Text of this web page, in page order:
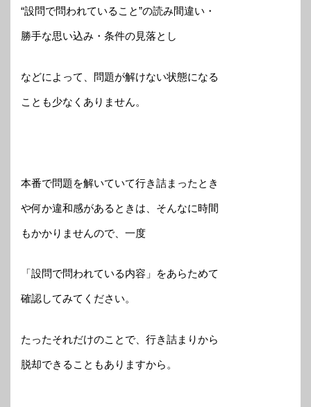
“設問で問われていること”の読み間違い・
勝手な思い込み・条件の見落とし
などによって、問題が解けない状態になる
ことも少なくありません。
本番で問題を解いていて行き詰まったとき
や何か違和感があるときは、そんなに時間
もかかりませんので、一度
「設問で問われている内容」をあらためて
確認してみてください。
たったそれだけのことで、行き詰まりから
脱却できることもありますから。